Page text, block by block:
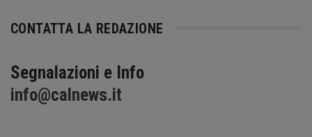
CONTATTA LA REDAZIONE
Segnalazioni e Info
info@calnews.it